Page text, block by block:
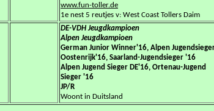
www.fun-toller.de
1e nest 5 reutjes v: West Coast Tollers Daim
DE-VDH Jeugdkampioen
Alpen Jeugdkampioen
German Junior Winner'16, Alpen
Oostenrijk'16, Saarland-Jugendsieger '16
Alpen Jugend Sieger DE'16, Ortenau-Jugend
Sieger '16
JP/R
Woont in Duitsland